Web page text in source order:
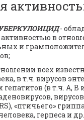
-
в
и
всех
в т.ч. вирусов
(в т.ч. А, В
«птичьего»
герпеса и